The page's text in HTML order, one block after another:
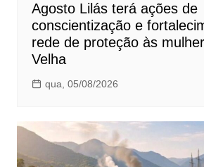
Agosto Lilás terá ações de
conscientização e
rede de proteção às
Velha
qua, 05/08/2026